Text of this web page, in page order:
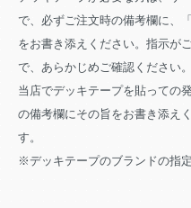
で、必ずご注文時の備考欄に、
をお書き添えください。指示が
で、あらかじめご確認ください。
当店でデッキテープを貼っての
の備考欄にその旨をお書き添え
す。
※デッキテープのブランドの指定